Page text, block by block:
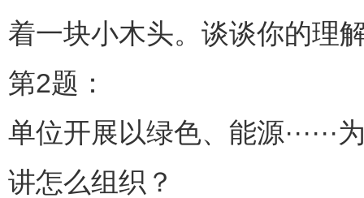
着一块小木头。谈谈你的理
第2题：
单位开展以绿色、能源
讲怎么组织？